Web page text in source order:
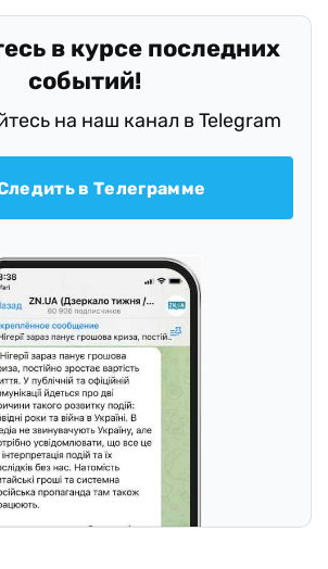
в курсе последних
событий!
на наш канал в Telegram
в Телеграмме